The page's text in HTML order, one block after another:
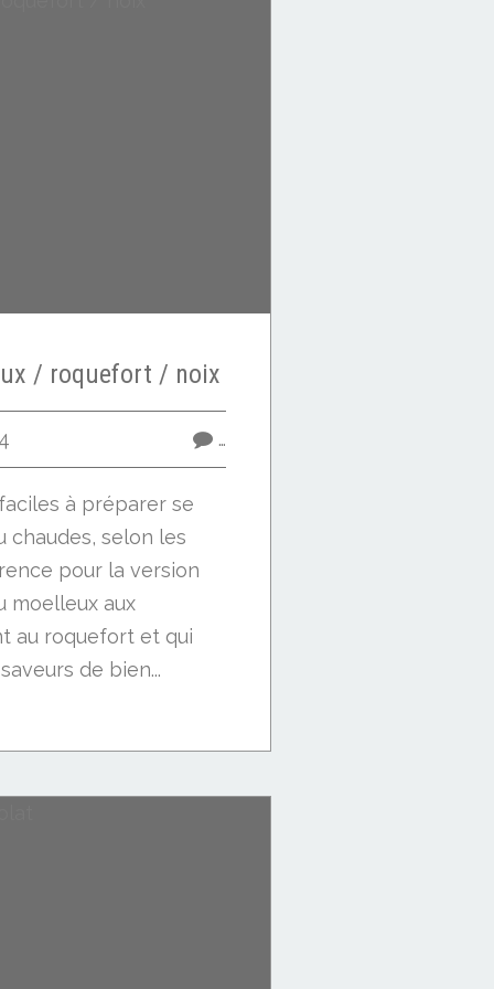
/ roquefort / noix
…
à préparer se
chaudes, selon les
pour la version
moelleux aux
au roquefort et qui
de bien...